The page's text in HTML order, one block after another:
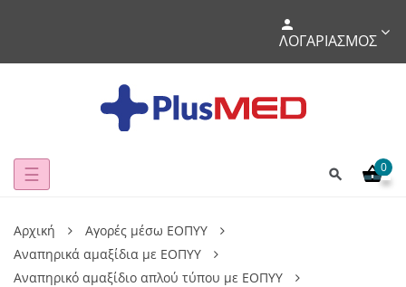
ΛΟΓΑΡΙΑΣΜΌΣ
Toggle
☰ 0
Αρχική
Αγορές μέσω ΕΟΠΥΥ
Αναπηρικά αμαξίδια με ΕΟΠΥΥ
Αναπηρικό αμαξίδιο απλού τύπου με ΕΟΠΥΥ